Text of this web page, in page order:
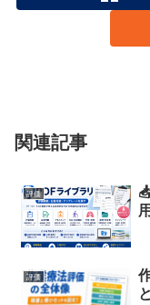
関連記事
評価
評価